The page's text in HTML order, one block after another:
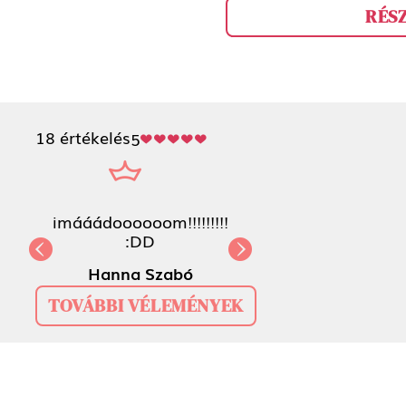
18 értékelés5
imááádoooooom!!!!!!!!! :DD
Previous
TOVÁBBI VÉLEMÉNYEK